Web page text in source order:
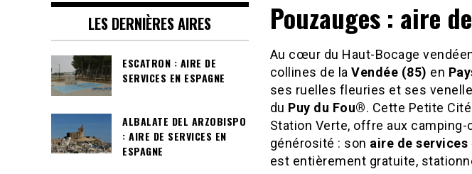
Pouzauges : aire
Au cœur du Haut-Bocage
collines de la Vendée (85) en
ses ruelles fleuries et ses
du Puy du Fou®. Cette Petite
Station Verte, offre aux camping-
générosité : son aire de services
est entièrement gratuite,
LES DERNIÈRES AIRES
ESCATRON : AIRE DE
SERVICES EN ESPAGNE
ALBALATE DEL ARZOBISPO
: AIRE DE SERVICES EN
ESPAGNE